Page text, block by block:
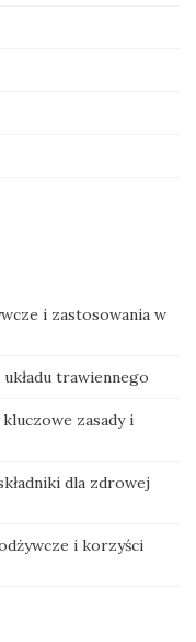
i zastosowania w
trawiennego
zasady i
dla zdrowej
odżywcze i korzyści